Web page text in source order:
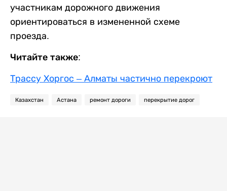
участникам дорожного движения
ориентироваться в измененной схеме
проезда.
Читайте также:
Трассу Хоргос – Алматы частично перекроют
Казахстан Астана ремонт дороги перекрытие дорог